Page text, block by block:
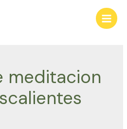
Main
meditacion